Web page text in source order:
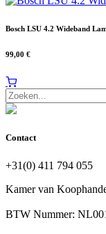
Bosch LSU 4.2 Wideband
99,00 €
Contact
+31(0) 411 794 055
Kamer van
BTW Nummer: